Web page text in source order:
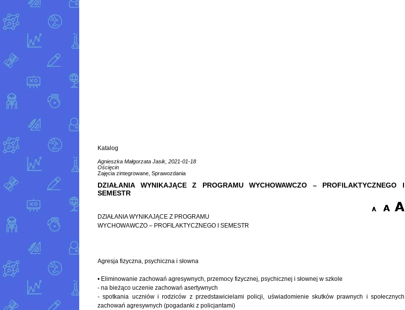
Katalog
Agnieszka Małgorzata Jasik, 2021-01-18
Ościęcin
Zajęcia zintegrowane, Sprawozdania
DZIAŁANIA WYNIKAJĄCE Z PROGRAMU WYCHOWAWCZO – PROFILAKTYCZNEGO I
SEMESTR
DZIAŁANIA WYNIKAJĄCE Z PROGRAMU
WYCHOWAWCZO – PROFILAKTYCZNEGO I SEMESTR
Agresja fizyczna, psychiczna i słowna
• Eliminowanie zachowań agresywnych, przemocy fizycznej, psychicznej i słownej w szkole
- na bieżąco uczenie zachowań asertywnych
- spotkania uczniów i rodziców z przedstawicielami policji, uświadomienie skutków prawnych i społecznych
zachowań agresywnych (pogadanki z policjantami)